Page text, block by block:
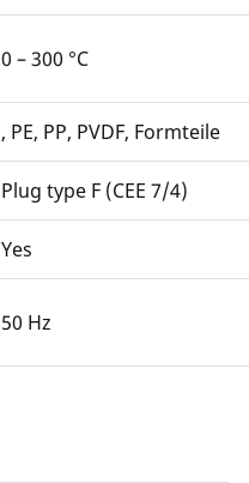
0 – 300 °C
, PE, PP, PVDF, Formteile
Plug type F (CEE 7/4)
Yes
50 Hz